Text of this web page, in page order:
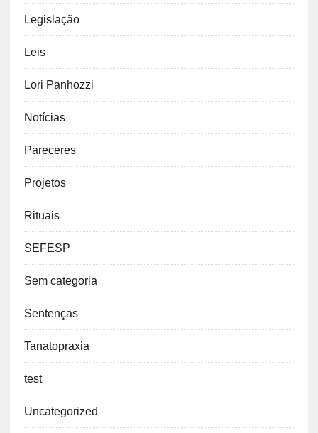
Legislação
Leis
Lori Panhozzi
Notícias
Pareceres
Projetos
Rituais
SEFESP
Sem categoria
Sentenças
Tanatopraxia
test
Uncategorized